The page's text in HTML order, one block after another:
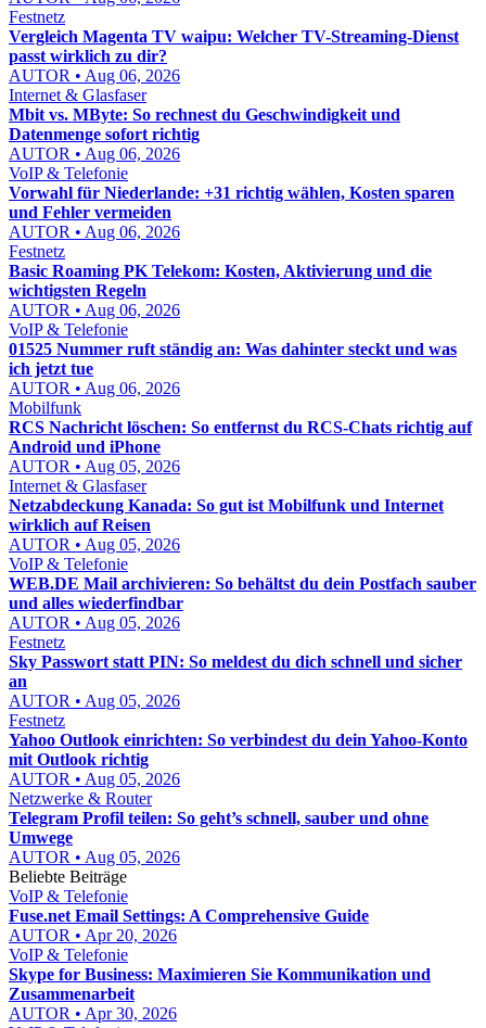
Festnetz
Vergleich Magenta TV waipu: Welcher TV-Streaming-Dienst
passt wirklich zu dir?
AUTOR • Aug 06, 2026
Internet & Glasfaser
Mbit vs. MByte: So rechnest du Geschwindigkeit und
Datenmenge sofort richtig
AUTOR • Aug 06, 2026
VoIP & Telefonie
Vorwahl für Niederlande: +31 richtig wählen, Kosten sparen
und Fehler vermeiden
AUTOR • Aug 06, 2026
Festnetz
Basic Roaming PK Telekom: Kosten, Aktivierung und die
wichtigsten Regeln
AUTOR • Aug 06, 2026
VoIP & Telefonie
01525 Nummer ruft ständig an: Was dahinter steckt und was
ich jetzt tue
AUTOR • Aug 06, 2026
Mobilfunk
RCS Nachricht löschen: So entfernst du RCS-Chats richtig auf
Android und iPhone
AUTOR • Aug 05, 2026
Internet & Glasfaser
Netzabdeckung Kanada: So gut ist Mobilfunk und Internet
wirklich auf Reisen
AUTOR • Aug 05, 2026
VoIP & Telefonie
WEB.DE Mail archivieren: So behältst du dein Postfach sauber
und alles wiederfindbar
AUTOR • Aug 05, 2026
Festnetz
Sky Passwort statt PIN: So meldest du dich schnell und sicher
an
AUTOR • Aug 05, 2026
Festnetz
Yahoo Outlook einrichten: So verbindest du dein Yahoo-Konto
mit Outlook richtig
AUTOR • Aug 05, 2026
Netzwerke & Router
Telegram Profil teilen: So geht’s schnell, sauber und ohne
Umwege
AUTOR • Aug 05, 2026
Beliebte Beiträge
VoIP & Telefonie
Fuse.net Email Settings: A Comprehensive Guide
AUTOR • Apr 20, 2026
VoIP & Telefonie
Skype for Business: Maximieren Sie Kommunikation und
Zusammenarbeit
AUTOR • Apr 30, 2026